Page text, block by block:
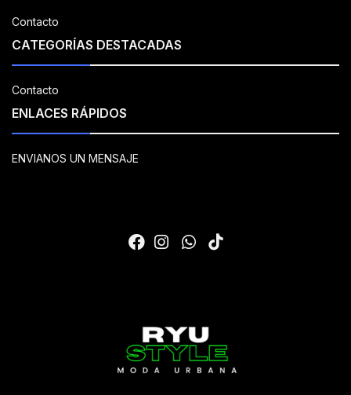
Contacto
CATEGORÍAS DESTACADAS
Contacto
ENLACES RÁPIDOS
ENVIANOS UN MENSAJE